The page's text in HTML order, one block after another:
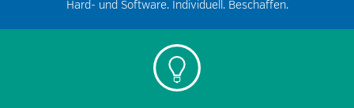
Hard- und Software. Individuell. Beschaffen.